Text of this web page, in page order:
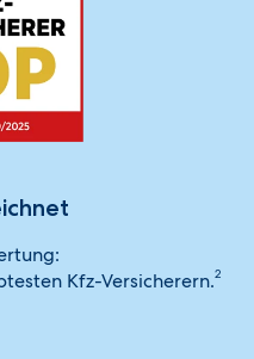
Kfz-Versicherern.2